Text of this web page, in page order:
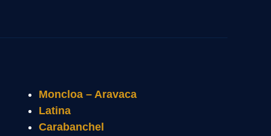
Moncloa – Aravaca
Latina
Carabanchel